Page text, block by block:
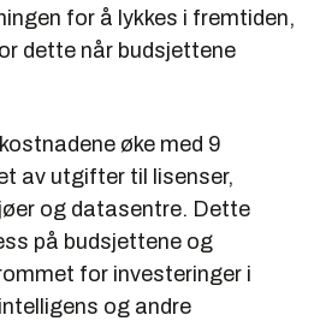
for å lykkes i fremtiden,
dette når budsjettene
øke med 9
av utgifter til lisenser,
og datasentre. Dette
på budsjettene og
for investeringer i
og andre